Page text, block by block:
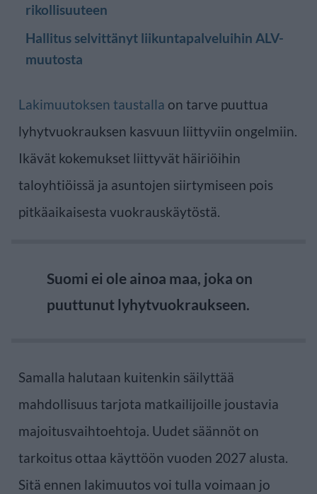
rikollisuuteen
Hallitus selvittänyt liikuntapalveluihin ALV-
muutosta
Lakimuutoksen taustalla on tarve puuttua
lyhytvuokrauksen kasvuun liittyviin ongelmiin.
Ikävät kokemukset liittyvät häiriöihin
taloyhtiöissä ja asuntojen siirtymiseen pois
pitkäaikaisesta vuokrauskäytöstä.
Suomi ei ole ainoa maa, joka on
puuttunut lyhytvuokraukseen.
Samalla halutaan kuitenkin säilyttää
mahdollisuus tarjota matkailijoille joustavia
majoitusvaihtoehtoja. Uudet säännöt on
tarkoitus ottaa käyttöön vuoden 2027 alusta.
Sitä ennen lakimuutos voi tulla voimaan jo